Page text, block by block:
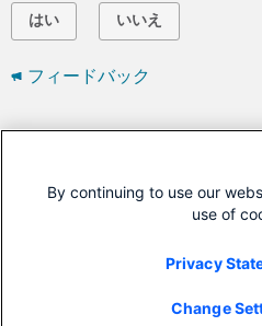
はい いいえ
フィードバック
サポート ケースをオープン
が必要で
このドキュメントは次の
Application Policy Infrastructure
By continuing to use our
use of
Privacy
Change